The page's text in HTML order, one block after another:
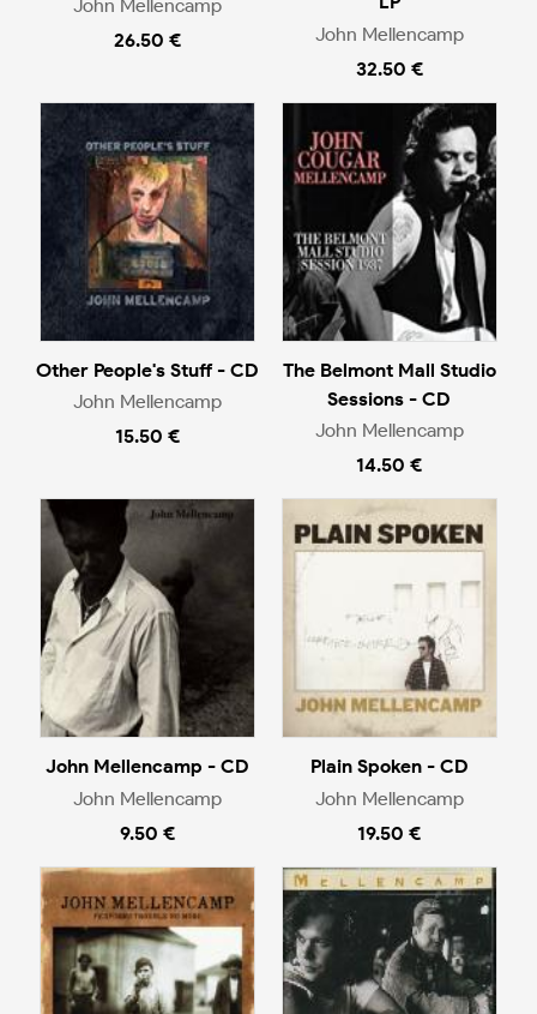
John Mellencamp
26.50 €
John Mellencamp
32.50 €
Other People's Stuff - CD
John Mellencamp
15.50 €
The Belmont Mall Studio
Sessions - CD
John Mellencamp
14.50 €
John Mellencamp - CD
John Mellencamp
9.50 €
Plain Spoken - CD
John Mellencamp
19.50 €